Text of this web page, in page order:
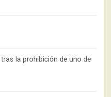
la prohibición de uno de